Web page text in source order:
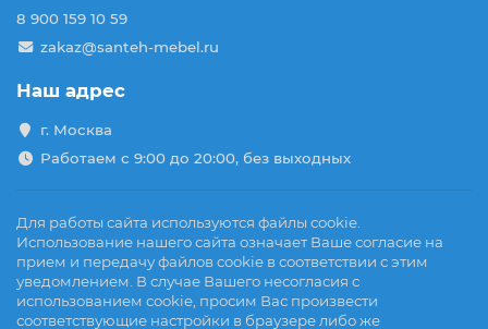
8 900 159 10 59
zakaz@santeh-mebel.ru
Наш адрес
г. Москва
Работаем с 9:00 до 20:00, без выходных
Для работы сайта используются файлы cookie.
Использование нашего сайта означает Ваше согласие на
прием и передачу файлов cookie в соответствии с этим
уведомлением. В случае Вашего несогласия с
использованием cookie, просим Вас произвести
соответствующие настройки в браузере либо же